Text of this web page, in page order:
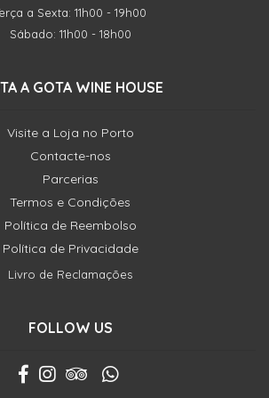
a Sexta: 11h00 - 19h00
Sábado: 11h00 - 18h00
A GOTA WINE HOUSE
Visite a Loja no Porto
Contacte-nos
Parcerias
Termos e Condições
Política de Reembolso
Política de Privacidade
Livro de Reclamações
FOLLOW US